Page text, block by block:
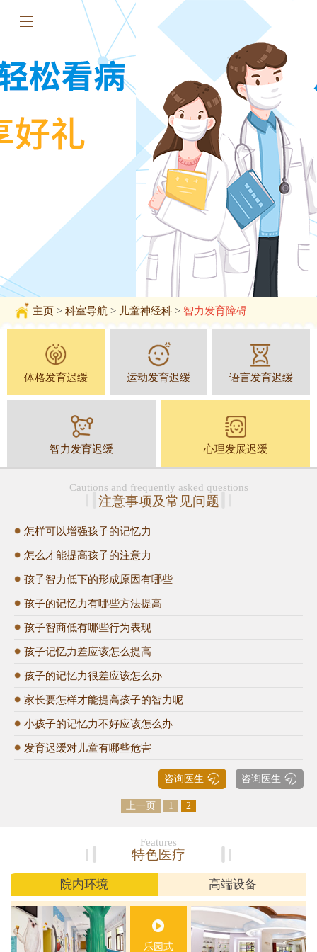
主页> 科室导航 > 儿童神经科> 智力发育障碍
体格发育迟缓 运动发育迟缓 语言发育迟缓
智力发育迟缓 心理发展迟缓
Cautions and frequently asked questions
注意事项及常见问题
怎样可以增强孩子的记忆力
怎么才能提高孩子的注意力
孩子智力低下的形成原因有哪些
孩子的记忆力有哪些方法提高
孩子智商低有哪些行为表现
孩子记忆力差应该怎么提高
孩子的记忆力很差应该怎么办
家长要怎样才能提高孩子的智力呢
小孩子的记忆力不好应该怎么办
发育迟缓对儿童有哪些危害
咨询医生 咨询医生
上一页 1 2
Features
特色医疗
院内环境 高端设备
乐园式